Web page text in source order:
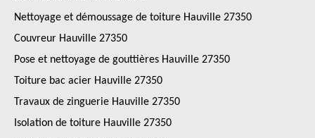
Nettoyage et démoussage de toiture Hauville 27350
Couvreur Hauville 27350
Pose et nettoyage de gouttières Hauville 27350
Toiture bac acier Hauville 27350
Travaux de zinguerie Hauville 27350
Isolation de toiture Hauville 27350